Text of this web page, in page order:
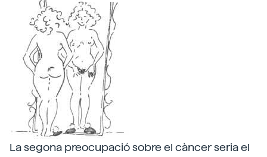
La segona preocupació sobre el càncer seria el